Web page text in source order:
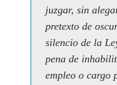
juzgar, sin
pretexto de
silencio de la
pena de
empleo o cargo